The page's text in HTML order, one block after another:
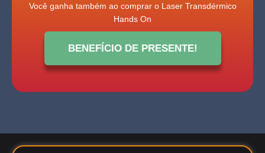
Você ganha também ao comprar o Laser Transdérmico
Hands On
BENEFÍCIO DE PRESENTE!